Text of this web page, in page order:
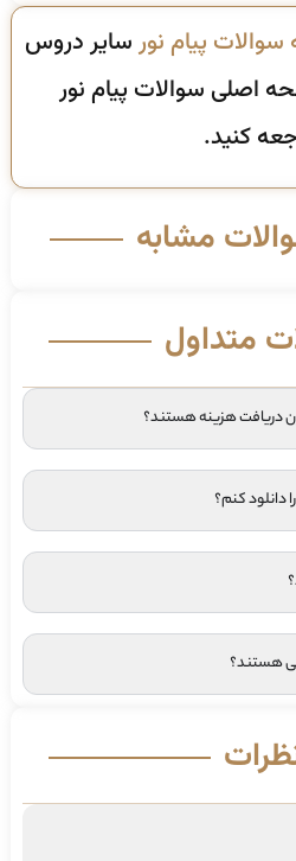
سوالات پیام نورسایر دروس
اصلی سوالات پیام نور
کنید.
مشابه
متداول
دریافت هزینه هستند؟
دانلود کنم؟
هستند؟